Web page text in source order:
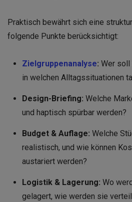
Praktisch bewährt sich eine
folgende Punkte berücksichtigt:
Zielgruppenanalyse: Wer soll
in welchen Alltagssituationen
Design-Briefing: Welche
und haptisch spürbar werden?
Budget & Auflage: Welche
realistisch, und wie können
austariert werden?
Logistik & Lagerung: Wo
gelagert, wie werden sie